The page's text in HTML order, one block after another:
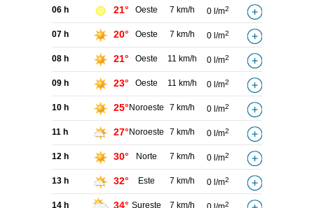
06 h 21° Oeste 7 km/h 0 l/m2
07 h 20° Oeste 7 km/h 0 l/m2
08 h 21° Oeste 11 km/h 0 l/m2
09 h 23° Oeste 11 km/h 0 l/m2
10 h 25° Noroeste 7 km/h 0 l/m2
11 h 27° Noroeste 7 km/h 0 l/m2
12 h 30° Norte 7 km/h 0 l/m2
13 h 32° Este 7 km/h 0 l/m2
14 h 34° Sureste 7 km/h 2